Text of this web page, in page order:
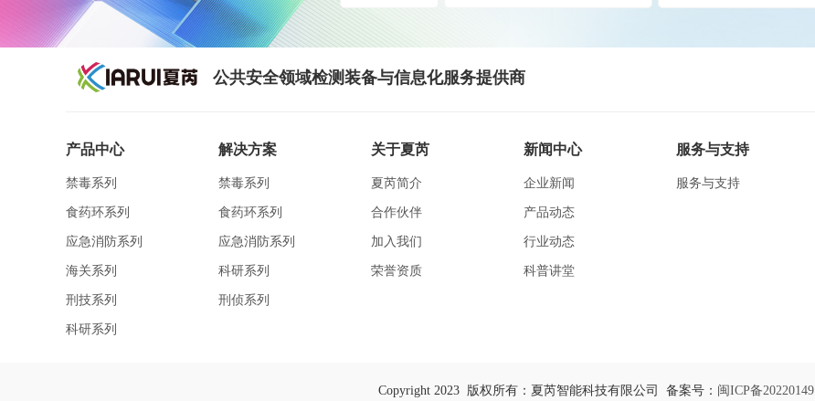
公共安全领域检测装备与信息化服务提供商
产品中心
禁毒系列
食药环系列
应急消防系列
海关系列
刑技系列
科研系列
解决方案
禁毒系列
食药环系列
应急消防系列
科研系列
刑侦系列
关于夏芮
夏芮简介
合作伙伴
加入我们
荣誉资质
新闻中心
企业新闻
产品动态
行业动态
科普讲堂
服务与支持
服务与支持
Copyright 2023 版权所有：夏芮智能科技有限公司 备案号： 闽ICP备